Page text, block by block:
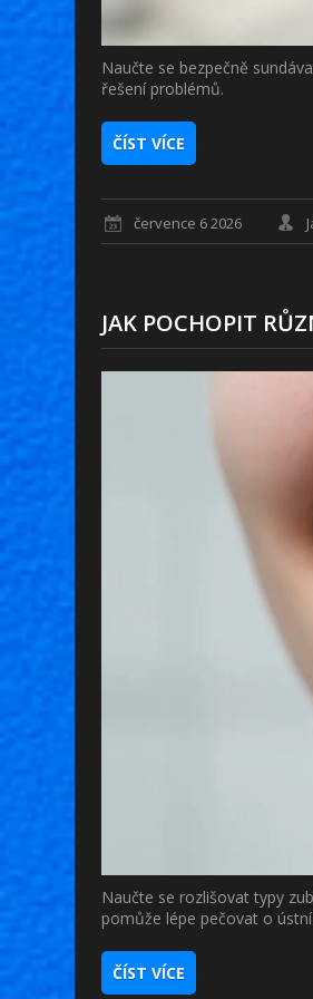
Naučte se bezpečně
řešení problémů.
ČÍST VÍCE
července 6 2026
JAK POCHOPIT
Naučte se rozlišovat typy
pomůže lépe pečovat o
ČÍST VÍCE